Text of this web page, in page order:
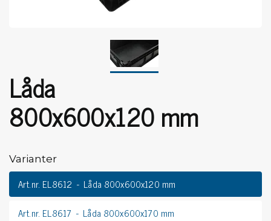
Låda
800x600x120 mm
Varianter
Art.nr. EL8612
Låda 800x600x120 mm
Art.nr. EL8617
Låda 800x600x170 mm